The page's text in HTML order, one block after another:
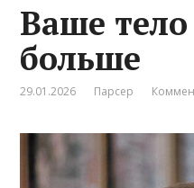
Ваше
больше
29.01.2026 Парсер